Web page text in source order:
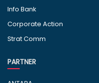
Info Bank
Corporate Action
Strat Comm
PARTNER